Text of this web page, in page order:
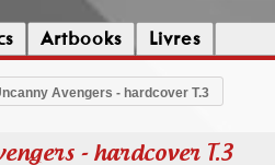
Artbooks Livres
Avengers - hardcover T.3
- hardcover T.3